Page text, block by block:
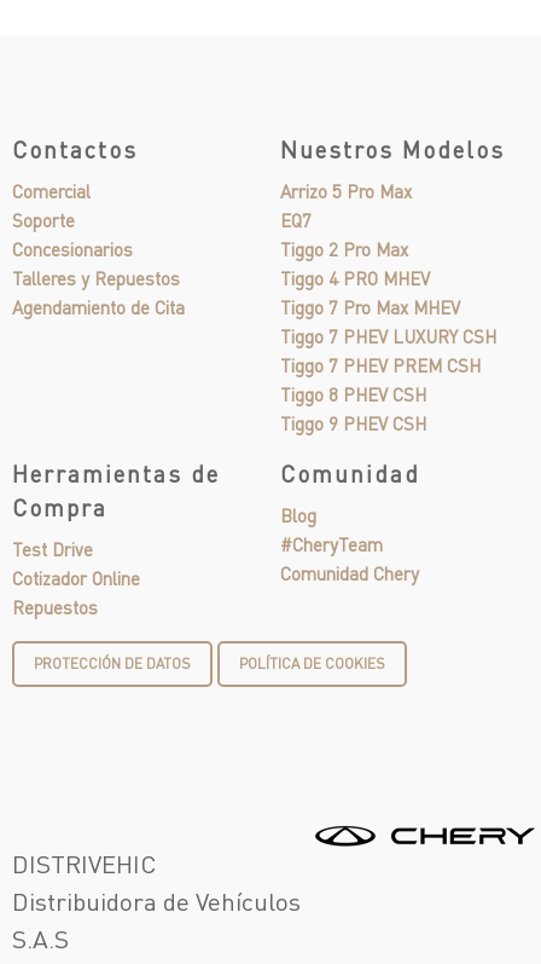
Contactos
Comercial
Soporte
Concesionarios
Talleres y Repuestos
Agendamiento de Cita
Nuestros Modelos
Arrizo 5 Pro Max
EQ7
Tiggo 2 Pro Max
Tiggo 4 PRO MHEV
Tiggo 7 Pro Max MHEV
Tiggo 7 PHEV LUXURY CSH
Tiggo 7 PHEV PREM CSH
Tiggo 8 PHEV CSH
Tiggo 9 PHEV CSH
Herramientas de
Compra
Test Drive
Cotizador Online
Repuestos
Comunidad
Blog
#CheryTeam
Comunidad Chery
PROTECCIÓN DE DATOS POLÍTICA DE COOKIES
DISTRIVEHIC
Distribuidora de Vehículos
S.A.S